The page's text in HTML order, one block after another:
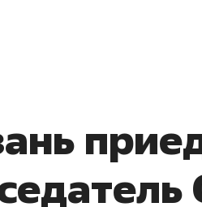
правил, бизнес может
потерять минимум